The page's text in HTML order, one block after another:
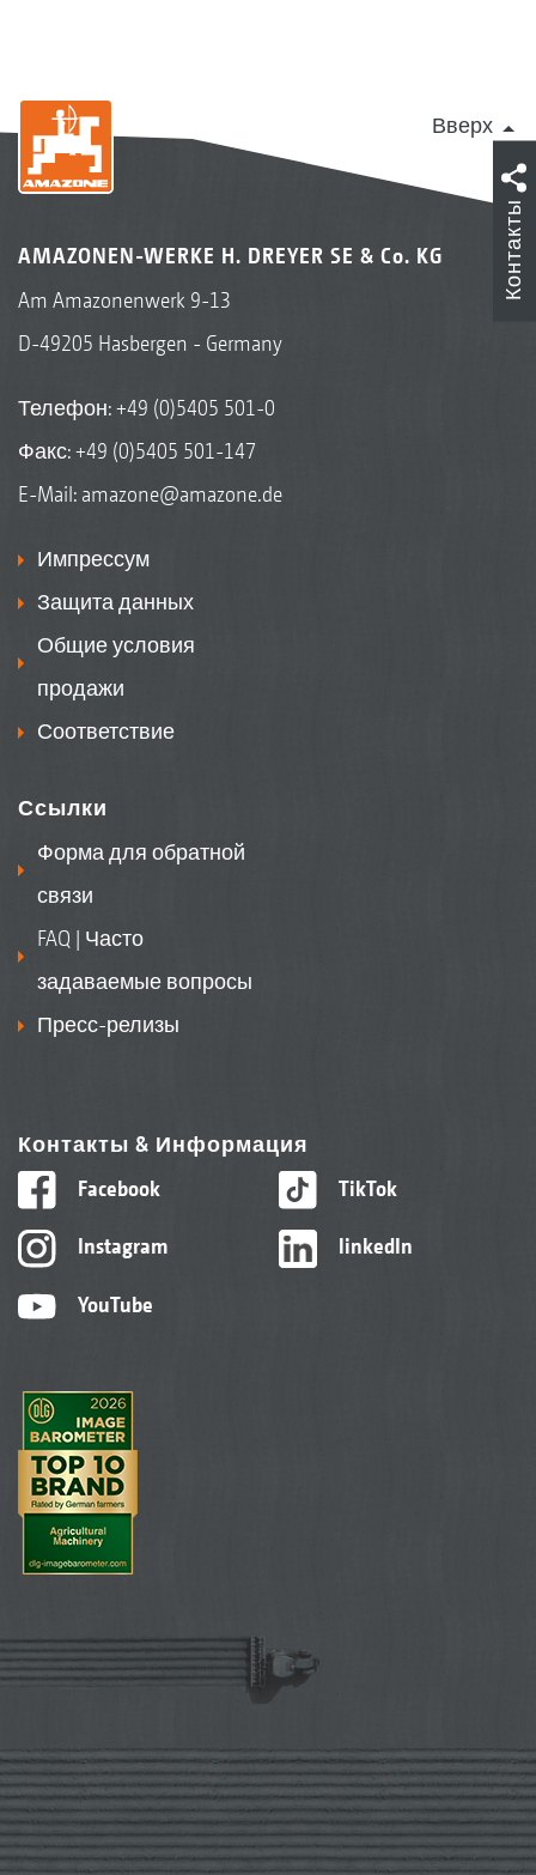
Вверх
AMAZONEN-WERKE H. DREYER SE & Co. KG
Am Amazonenwerk 9-13
D-49205 Hasbergen - Germany
Телефон:+49 (0)5405 501-0
Факс: +49 (0)5405 501-147
E-Mail: amazone@amazone.de
Импрессум
Защита данных
Общие условия
продажи
Соответствие
Ссылки
Форма для обратной
связи
FAQ | Часто
задаваемые вопросы
Пресс-релизы
Контакты & Информация
Facebook
Instagram
YouTube
TikTok
linkedIn
Контакты